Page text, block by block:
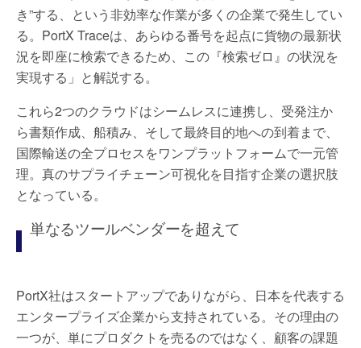
き”する、という非効率な作業が多くの企業で発生してい
る。PortX Traceは、あらゆる番号を起点に貨物の最新状
況を即座に検索できるため、この『検索ゼロ』の状況を
実現する」と解説する。
これら2つのクラウドはシームレスに連携し、受発注か
ら書類作成、船積み、そして最終目的地への到着まで、
国際輸送の全プロセスをワンプラットフォームで一元管
理。真のサプライチェーン可視化を目指す企業の選択肢
となっている。
単なるツールベンダーを超えて
PortX社はスタートアップでありながら、日本を代表する
エンタープライズ企業から支持されている。その理由の
一つが、単にプロダクトを売るのではなく、顧客の課題